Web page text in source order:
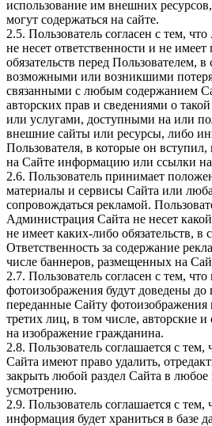
использование им внешних
могут содержаться на сайте.
2.5. Пользователь согласен с тем,
не несет ответственности и не
обязательств перед Пользователем,
возможными или возникшими
связанными с любым содержанием
авторских прав и сведениями о
или услугами, доступными на или
внешние сайты или ресурсы, либо
Пользователя, в которые он
на Сайте информацию или ссылки
2.6. Пользователь принимает
материалы и сервисы Сайта или
сопровождаться рекламой.
Администрация Сайта не несет
не имеет каких-либо обязательств, в
Ответственность за содержание
числе баннеров, размещенных на
2.7. Пользователь согласен с тем,
фотоизображения будут доведены до
переданные Сайту
третих лиц, в том числе, авторские
на изображение гражданина.
2.8. Пользователь соглашается с
Сайта имеют право удалить,
закрыть любой раздел Сайта в
усмотрению.
2.9. Пользователь соглашается с тем,
информация будет храниться в базе